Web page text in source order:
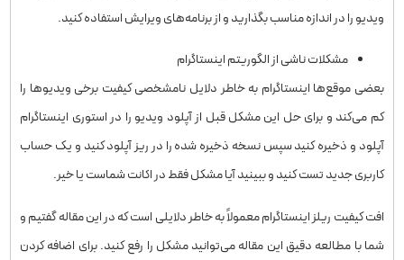
ویدیو را در اندازه مناسب بگذارید و از برنامه‌های ویرایش استفاده کنید.
مشکلات ناشی از الگوریتم اینستاگرام
بعضی موقع‌ها اینستاگرام به خاطر دلایل نامشخصی کیفیت برخی ویدیوها را
کم می‌کند و برای حل این مشکل قبل از آپلود ویدیو را در استوری اینستاگرام
آپلود و ذخیره کنید سپس نسخه ذخیره شده را در ریز آپلود کنید و یک حساب
کاربری جدید تست کنید و ببینید آیا مشکل فقط در اکانت شماست یا خیر.
افت کیفیت ریلز اینستاگرام معمولاً به خاطر دلایلی است که در این مقاله گفتیم و
شما با مطالعه دقیق این مقاله می‌توانید مشکل را رفع کنید. برای اضافه کردن